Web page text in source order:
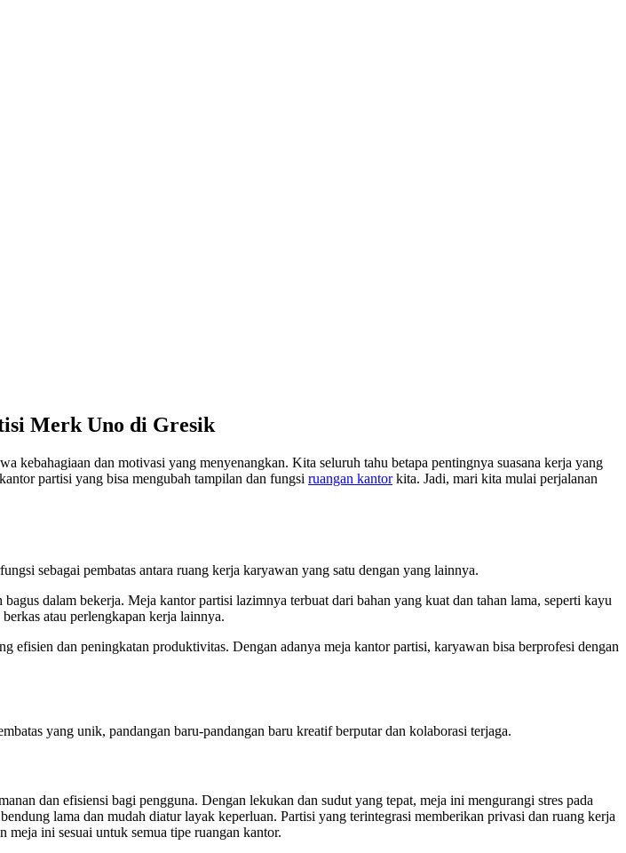
Merk Uno di Gresik
dan motivasi yang menyenangkan. Kita seluruh tahu betapa pentingnya suasana kerja yang
partisi yang bisa mengubah tampilan dan fungsi ruangan kantorkita. Jadi, mari kita mulai perjalanan
sebagai pembatas antara ruang kerja karyawan yang satu dengan yang lainnya.
dalam bekerja. Meja kantor partisi lazimnya terbuat dari bahan yang kuat dan tahan lama, seperti kayu
atau perlengkapan kerja lainnya.
dan peningkatan produktivitas. Dengan adanya meja kantor partisi, karyawan bisa berprofesi dengan
yang unik, pandangan baru-pandangan baru kreatif berputar dan kolaborasi terjaga.
dan efisiensi bagi pengguna. Dengan lekukan dan sudut yang tepat, meja ini mengurangi stres pada
lama dan mudah diatur layak keperluan. Partisi yang terintegrasi memberikan privasi dan ruang kerja
ini sesuai untuk semua tipe ruangan kantor.